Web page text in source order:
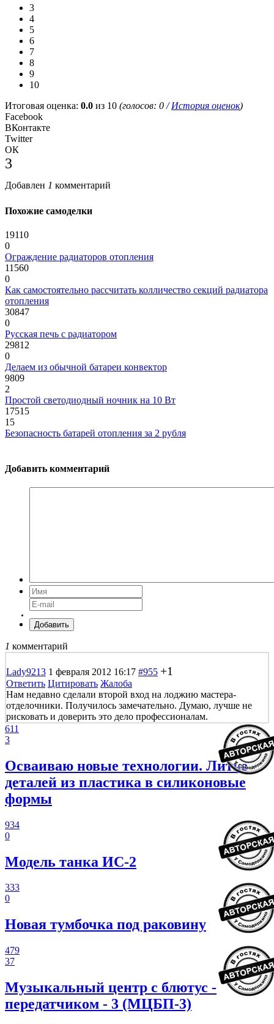
3
4
5
6
7
8
9
10
Итоговая оценка: 0.0 из 10 (голосов: 0 /История оценок)
Facebook
ВКонтакте
Twitter
ОК
3
Добавлен 1 комментарий
Похожие самоделки
19110
0
Ограждение радиаторов отопления
11560
0
Как самостоятельно рассчитать колличество секций радиатора
отопления
30847
0
Русская печь с радиатором
29812
0
Делаем из обычной батареи конвектор
9809
2
Простой светодиодный ночник на 10 Вт
17515
15
Безопасность батарей отопления за 2 рубля
Добавить комментарий
Добавить
1 комментарий
Lady9213 1 февраля 2012 16:17 #955 +1
Ответить Цитировать Жалоба
Нам недавно сделали второй вход на лоджию мастера-
отделочники. Получилось замечательно. Думаю, лучше не
рисковать и доверить это дело профессионалам.
611
3
Осваиваю новые технологии. Литье
деталей из пластика в силиконовые
формы
934
0
Модель танка ИС-2
333
0
Новая тумбочка под раковину
479
37
Музыкальный центр с блютус -
передатчиком - 3 (МЦБП-3)